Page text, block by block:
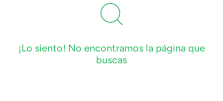
¡Lo siento! No encontramos la página que
buscas